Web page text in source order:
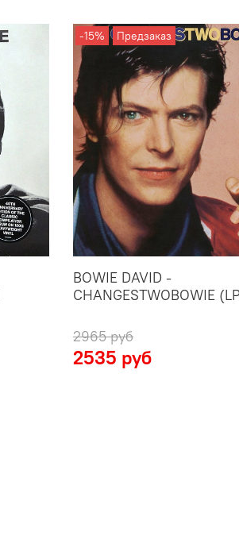
-15% Предзаказ
BOWIE DAVID -
CHANGESTWOBOWIE
2965 руб
2535 руб